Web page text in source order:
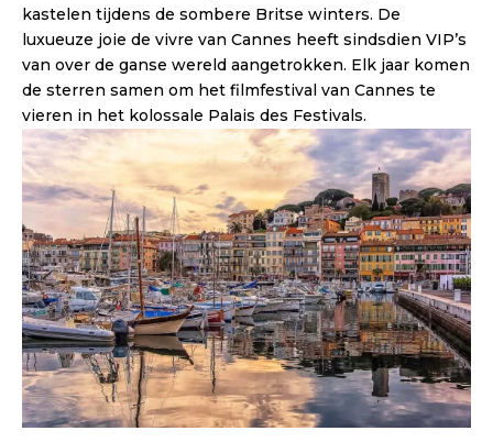
kastelen tijdens de sombere Britse winters. De
luxueuze joie de vivre van Cannes heeft sindsdien VIP’s
van over de ganse wereld aangetrokken. Elk jaar komen
de sterren samen om het filmfestival van Cannes te
vieren in het kolossale Palais des Festivals.